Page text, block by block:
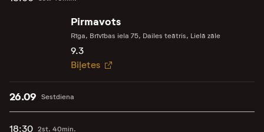
Pirmavots
Rīga, Brīvības iela 75, Dailes teātris, Lielā zāle
9.3
Biļetes
Sestdiena
26.09
18:30 2st. 40min.